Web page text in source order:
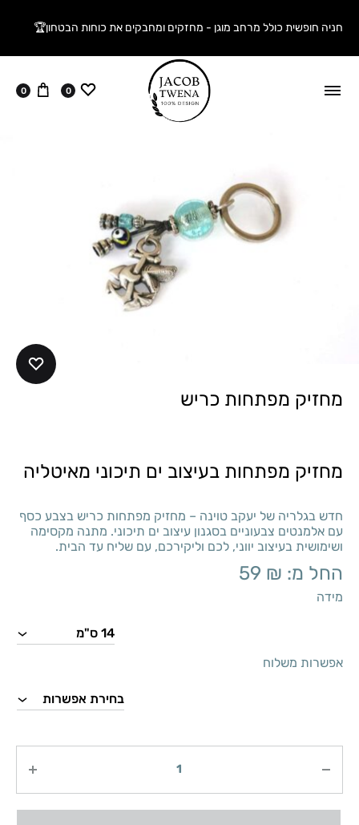
חניה חופשית כולל מרחב מוגן - מחזקים ומחבקים את כוחות הבטחון🏆
ווישליסט
0 עגלה
0
מחזיק מפתחות כריש
מחזיק מפתחות בעיצוב ים תיכוני מאיטליה
חדש בגלריה של יעקב טוינה – מחזיק מפתחות כריש בצבע כסף
עם אלמנטים צבעוניים בסגנון עיצוב ים תיכוני. מתנה מקסימה
ושימושית בעיצוב יווני, לכם וליקירכם, עם שליח עד הבית.
החל מ: 59 ₪
מידה
אפשרות משלוח